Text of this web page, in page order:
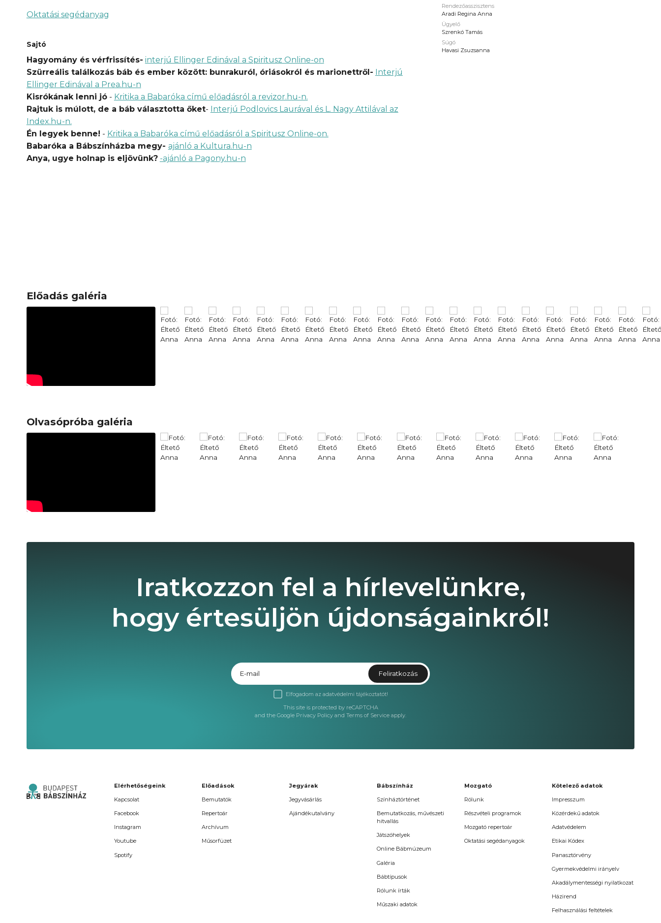
Oktatási segédanyag
Sajtó
Hagyomány és vérfrissítés- interjú Ellinger Edinával a Spiritusz Online-on
Szürreális találkozás báb és ember között: bunrakuról, óriásokról és marionettről- Interjú
Ellinger Edinával a Prea.hu-n
Kisrókának lenni jó- Kritika a Babaróka című előadásról a revizor.hu-n.
Rajtuk is múlott, de a báb választotta őket- Interjú Podlovics Laurával és L. Nagy Attilával az
Index.hu-n.
Én legyek benne! - Kritika a Babaróka című előadásról a Spiritusz Online-on.
Babaróka a Bábszínházba megy- ajánló a Kultura.hu-n
Anya, ugye holnap is eljövünk? -ajánló a Pagony.hu-n
Rendezőasszisztens
Aradi Regina Anna
Ügyelő
Szrenkó Tamás
Súgó
Havasi Zsuzsanna
Előadás galéria
Olvasópróba galéria
Iratkozzon fel a hírlevelünkre,
hogy értesüljön újdonságainkról!
E-mail Feliratkozás
Elfogadom az adatvédelmi tájékoztatót!
This site is protected by reCAPTCHA
and the Google Privacy Policy and Terms of Service apply.
Elérhetőségeink
Kapcsolat
Facebook
Instagram
Youtube
Spotify
Előadások
Bemutatók
Repertoár
Archívum
Műsorfüzet
Jegyárak
Jegyvásárlás
Ajándékutalvány
Bábszínház
Színháztörténet
Bemutatkozás, művészeti
hitvallás
Játszóhelyek
Online Bábmúzeum
Galéria
Bábtípusok
Rólunk írták
Műszaki adatok
Mozgató
Rólunk
Részvételi programok
Mozgató repertoár
Oktatási segédanyagok
Kötelező adatok
Impresszum
Közérdekű adatok
Adatvédelem
Etikai Kódex
Panasztörvény
Gyermekvédelmi irányelv
Akadálymentességi nyilatkozat
Házirend
Felhasználási feltételek